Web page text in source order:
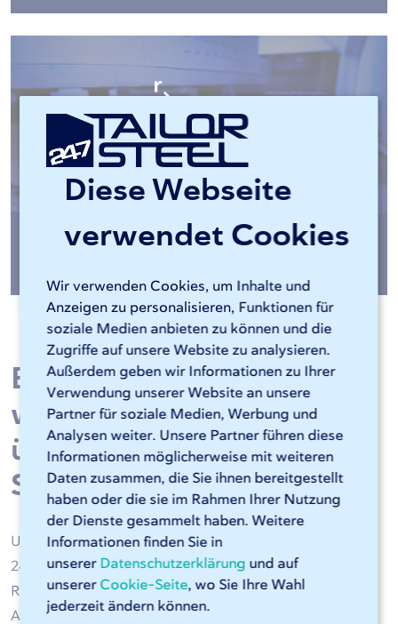
Diese Webseite
verwendet Cookies
Wir verwenden Cookies, um Inhalte und
Anzeigen zu personalisieren, Funktionen für
soziale Medien anbieten zu können und die
Zugriffe auf unsere Website zu analysieren.
Außerdem geben wir Informationen zu Ihrer
Verwendung unserer Website an unsere
Partner für soziale Medien, Werbung und
Analysen weiter. Unsere Partner führen diese
Informationen möglicherweise mit weiteren
Daten zusammen, die Sie ihnen bereitgestellt
haben oder die sie im Rahmen Ihrer Nutzung
der Dienste gesammelt haben. Weitere
Informationen finden Sie in
unserer Datenschutzerklärung und auf
unserer Cookie-Seite, wo Sie Ihre Wahl
jederzeit ändern können.
Stahl Kantenbearbeitung
Bestellen Sie
warmgewalzten Stahl
über unsere Online-
Software Sophia®
Um warmgewalzten Stahl zu kaufen, können Sie sich an
247TailorSteel wenden. Wir bieten WGW in Blech,
Rundrohr und Vierkantrohr in verschiedenen Dicken und
Abmessungen an. Dank unserer hochmodernen